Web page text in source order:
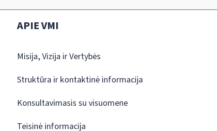
APIE VMI
Misija, Vizija ir Vertybės
Struktūra ir kontaktinė informacija
Konsultavimasis su visuomene
Teisinė informacija